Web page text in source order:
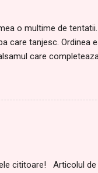
o multime de
care tanjesc. Ordinea
care
rujuri L'oreal
ten L'oreal
fara un parfum mult
de dorinte nu va
cititoare! Articolul